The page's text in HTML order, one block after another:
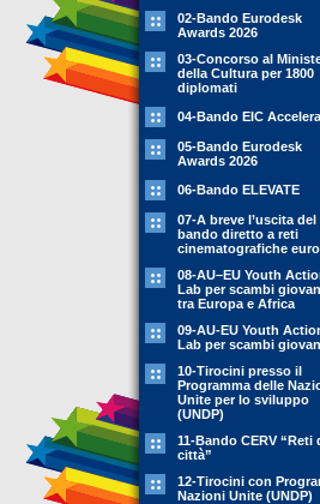
02-Bando Eurodesk
Awards 2026
03-Concorso al
della Cultura per 1800
diplomati
04-Bando EIC
05-Bando Eurodesk
Awards 2026
06-Bando ELEVATE
07-A breve l’uscita del
bando diretto a reti
cinematografiche
08-AU–EU Youth
Lab per scambi
tra Europa e Africa
09-AU-EU Youth
Lab per scambi
10-Tirocini presso il
Programma delle
Unite per lo sviluppo
(UNDP)
11-Bando CERV “Reti
città”
12-Tirocini con
Nazioni Unite (UNDP)